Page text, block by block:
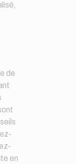
de
en